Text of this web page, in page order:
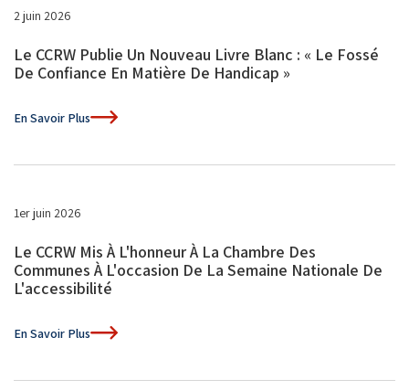
2 juin 2026
Le CCRW Publie Un Nouveau Livre Blanc : « Le Fossé
De Confiance En Matière De Handicap »
En Savoir Plus
1er juin 2026
Le CCRW Mis À L'honneur À La Chambre Des
Communes À L'occasion De La Semaine Nationale De
L'accessibilité
En Savoir Plus